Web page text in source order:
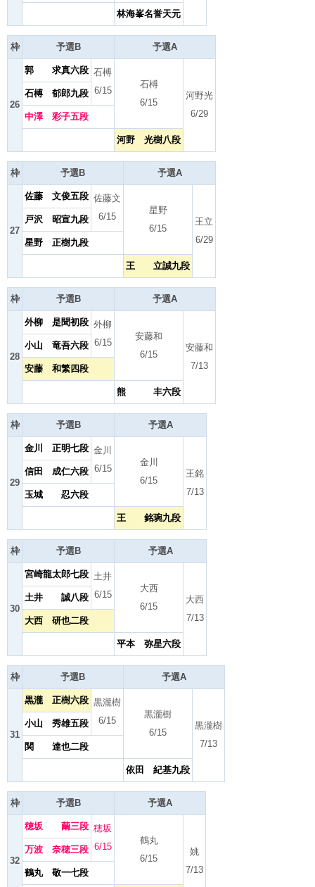
林海峯名誉天元
枠 予選B 予選A
26
郭 求真六段 石榑
6/15
石榑
6/15
河野光
6/29
石榑 郁郎九段
中澤 彩子五段
河野 光樹八段
枠 予選B 予選A
27
佐藤 文俊五段 佐藤文
6/15
星野
6/15
王立
6/29
戸沢 昭宣九段
星野 正樹九段
王 立誠九段
枠 予選B 予選A
28
外柳 是聞初段 外柳
6/15
安藤和
6/15
安藤和
7/13
小山 竜吾六段
安藤 和繁四段
熊 丰六段
枠 予選B 予選A
29
金川 正明七段 金川
6/15
金川
6/15
王銘
7/13
信田 成仁六段
玉城 忍六段
王 銘琬九段
枠 予選B 予選A
30
宮崎龍太郎七段 土井
6/15
大西
6/15
大西
7/13
土井 誠八段
大西 研也二段
平本 弥星六段
枠 予選B 予選A
31
黒瀧 正樹六段 黒瀧樹
6/15
黒瀧樹
6/15
黒瀧樹
7/13
小山 秀雄五段
関 達也二段
依田 紀基九段
枠 予選B 予選A
32
穂坂 繭三段 穂坂
6/15
鶴丸
6/15
姚
7/13
万波 奈穂三段
鶴丸 敬一七段